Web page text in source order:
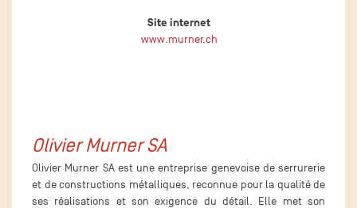
Site internet
www.murner.ch
Olivier Murner SA
Olivier Murner SA est une entreprise genevoise de serrurerie
et de constructions métalliques, reconnue pour la qualité de
ses réalisations et son exigence du détail. Elle met son